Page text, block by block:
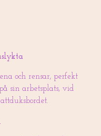
och rensar, perfekt
sin arbetsplats, vid